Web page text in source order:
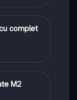
complet
M2